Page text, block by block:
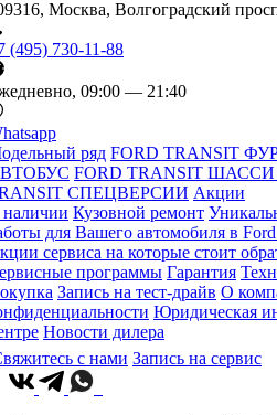
Москва, Волгоградский
(495) 730-11-88
09:00 — 21:40
ряд FORD TRANSIT
FORD TRANSIT
СПЕЦВЕРСИИ Акции
Кузовной ремонт
для Вашего автомобиля в
сервиса на которые стоит
программы Гарантия
Запись на тест-драйв О
Юридическая
Новости дилера
с нами Запись на сервис